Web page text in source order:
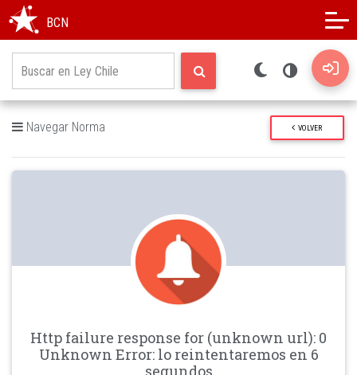
BCN
Navegar Norma VOLVER
Http failure response for (unknown url): 0
Unknown Error: lo reintentaremos en 6
segundos